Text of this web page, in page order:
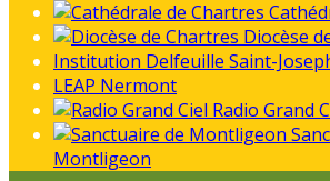
Diocèse
Institution Delfeuille Saint-
LEAP Nermont
Radio Grand
Montligeon